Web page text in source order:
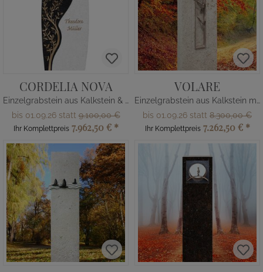
CORDELIA NOVA
Einzelgrabstein aus Kalkstein & Granit
bis 01.09.26 statt9.100,00 €
Ihr Komplettpreis 7.962,50 € *
VOLARE
Einzelgrabstein aus Kalkstein mit Vögeln
bis 01.09.26 statt 8.300,00 €
Ihr Komplettpreis 7.262,50 € *